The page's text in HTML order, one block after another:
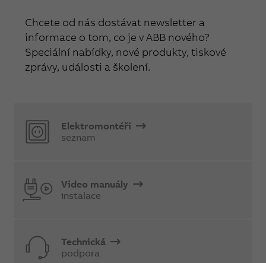
Chcete od nás dostávat newsletter a
informace o tom, co je v ABB nového?
Speciální nabídky, nové produkty, tiskové
zprávy, události a školení.
Elektromontéři
seznam
Video manuály
instalace
Technická
podpora